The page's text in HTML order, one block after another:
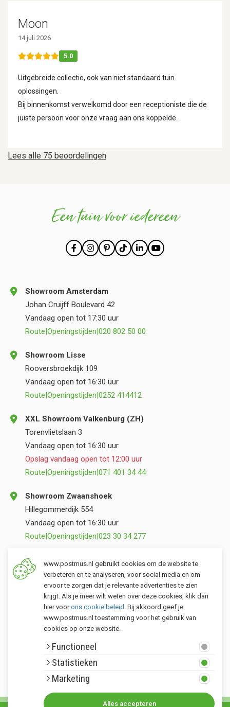
Lees alle 75 beoordelingen
Moon
14 juli 2026
5.0
Uitgebreide collectie, ook van niet standaard tuin
oplossingen.
Bij binnenkomst verwelkomd door een receptioniste die de
juiste persoon voor onze vraag aan ons koppelde.
Een tuin voor iedereen
Klantenservice
Postmus merken
Showroom Amsterdam
Johan Cruijff Boulevard 42
Vandaag open tot 17:30 uur
Route|Openingstijden|020 802 50 00
Showroom Lisse
Rooversbroekdijk 109
Vandaag open tot 16:30 uur
Route|Openingstijden|0252 414412
XXL Showroom Valkenburg (ZH)
Torenvlietslaan 3
Vandaag open tot 16:30 uur
Opslag vandaag open tot 12:00 uur
Route|Openingstijden|071 401 34 44
Showroom Zwaanshoek
Hillegommerdijk 554
Vandaag open tot 16:30 uur
Route|Openingstijden|023 30 34 277
Opslag Valkenburg (ZH)
Torenvlietslaan 3
Vandaag open tot 12:00 uur
Route|Openingstijden |071 401 34 44
www.postmus.nl gebruikt cookies om de website te
verbeteren en te analyseren, voor social media en om
ervoor te zorgen dat je relevante advertenties te zien
krijgt. Als je meer wilt weten over deze cookies, klik dan
hier voorons cookie beleid . Bij akkoord geef je
www.postmus.nl toestemming voor het gebruik van
cookies op onze website.
Functioneel
Statistieken
Marketing
Alles accepteren